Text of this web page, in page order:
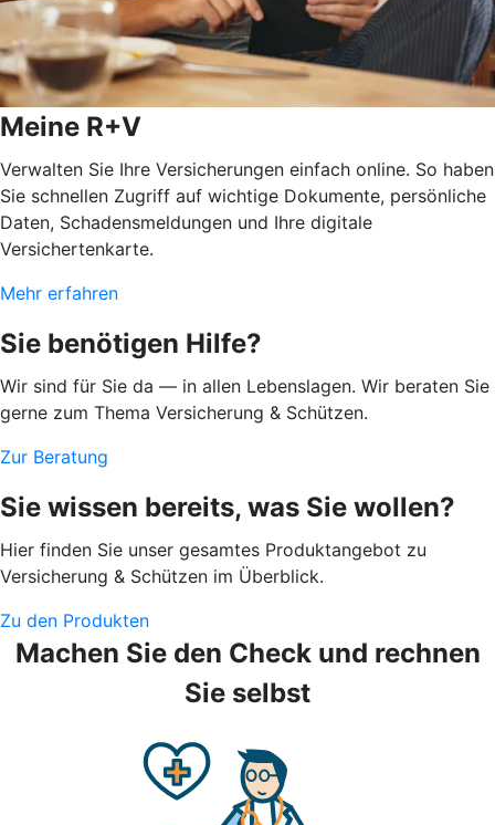
Meine R+V
Verwalten Sie Ihre Versicherungen einfach online. So haben
Sie schnellen Zugriff auf wichtige Dokumente, persönliche
Daten, Schadensmeldungen und Ihre digitale
Versichertenkarte.
Mehr erfahren
Sie benötigen Hilfe?
Wir sind für Sie da — in allen Lebenslagen. Wir beraten Sie
gerne zum Thema Versicherung & Schützen.
Zur Beratung
Sie wissen bereits, was Sie wollen?
Hier finden Sie unser gesamtes Produktangebot zu
Versicherung & Schützen im Überblick.
Zu den Produkten
Machen Sie den Check und rechnen
Sie selbst